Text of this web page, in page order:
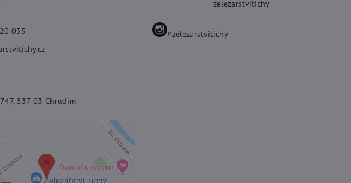
035
537 03 Chrudim
zelezarstvitichy
#zelezarstvitichy